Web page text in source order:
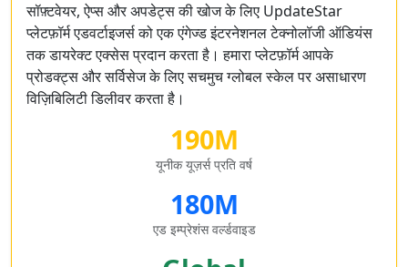
सॉफ़्टवेयर, ऐप्स और अपडेट्स की खोज के लिए UpdateStar
प्लेटफ़ॉर्म एडवर्टाइजर्स को एक एंगेज्ड इंटरनेशनल टेक्नोलॉजी ऑडियंस
तक डायरेक्ट एक्सेस प्रदान करता है। हमारा प्लेटफ़ॉर्म आपके
प्रोडक्ट्स और सर्विसेज के लिए सचमुच ग्लोबल स्केल पर असाधारण
विज़िबिलिटी डिलीवर करता है।
190M
यूनीक यूज़र्स प्रति वर्ष
180M
एड इम्प्रेशंस वर्ल्डवाइड